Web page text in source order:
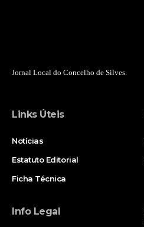
Jornal Local do Concelho de Silves.
Links Úteis
Notícias
Estatuto Editorial
Ficha Técnica
Info Legal